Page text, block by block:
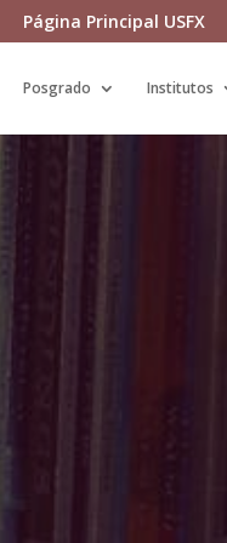
Página Principal USFX
Posgrado Institutos